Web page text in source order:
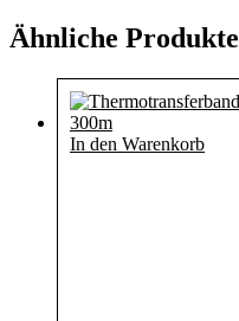
Ähnliche Produkte
In den Warenkorb